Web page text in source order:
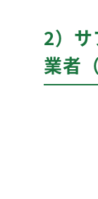
2）
業者